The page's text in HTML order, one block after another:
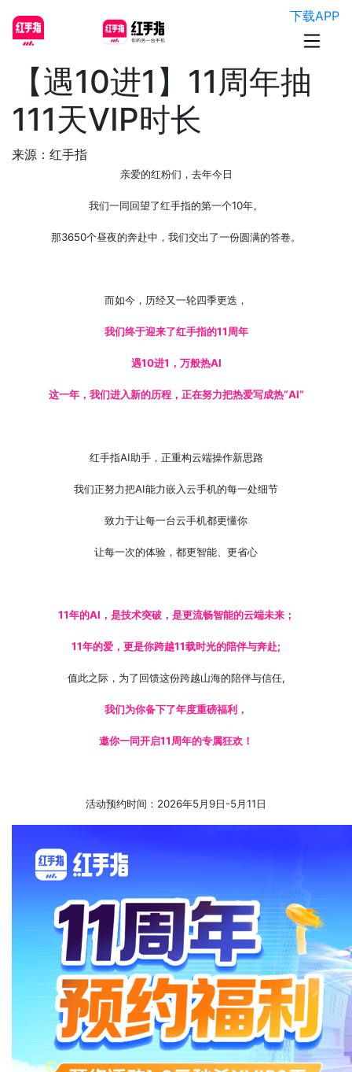
下载APP
【遇10进1】11周年抽
111天VIP时长
来源：红手指
亲爱的红粉们，去年今日
我们一同回望了红手指的第一个10年。
那3650个昼夜的奔赴中，我们交出了一份圆满的答卷。
而如今，历经又一轮四季更迭，
我们终于迎来了红手指的11周年
遇10进1，万般热AI
这一年，我们进入新的历程，正在努力把热爱写成热“AI”
红手指AI助手，正重构云端操作新思路
我们正努力把AI能力嵌入云手机的每一处细节
致力于让每一台云手机都更懂你
让每一次的体验，都更智能、更省心
11年的AI，是技术突破，是更流畅智能的云端未来；
11年的爱，更是你跨越11载时光的陪伴与奔赴;
值此之际，为了回馈这份跨越山海的陪伴与信任,
我们为你备下了年度重磅福利，
邀你一同开启11周年的专属狂欢！
活动预约时间：2026年5月9日-5月11日